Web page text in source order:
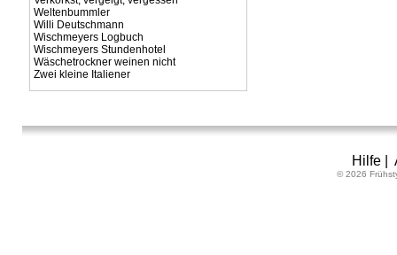
Weltenbummler
Willi Deutschmann
Wischmeyers Logbuch
Wischmeyers Stundenhotel
Wäschetrockner weinen nicht
Zwei kleine Italiener
Hilfe|
© 2026